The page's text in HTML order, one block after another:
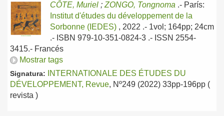
CÔTE, Muriel ; ZONGO, Tongnoma .- París:
Institut d'études du développement de la
Sorbonne (IEDES) , 2022 .- 1vol; 164pp; 24cm
.- ISBN 979-10-351-0824-3 .- ISSN 2554-
3415.- Francés
Mostrar tags
Signatura:
INTERNATIONALE DES ÉTUDES DU
DÉVELOPPEMENT, Revue, Nº249 (2022) 33pp-196pp (
revista )